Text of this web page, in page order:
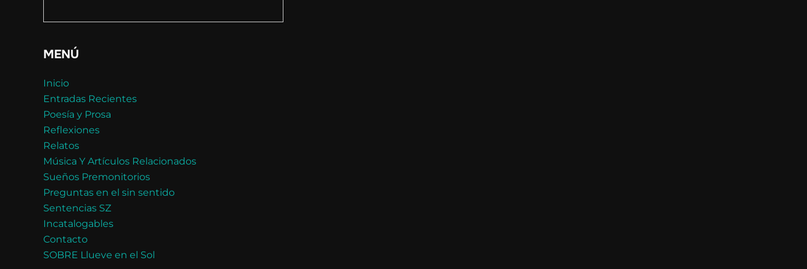
MENÚ
Inicio
Entradas Recientes
Poesía y Prosa
Reflexiones
Relatos
Música Y Artículos Relacionados
Sueños Premonitorios
Preguntas en el sin sentido
Sentencias SZ
Incatalogables
Contacto
SOBRE Llueve en el Sol